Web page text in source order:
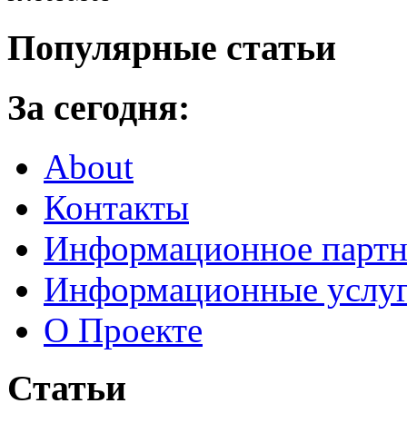
Популярные статьи
За сегодня:
About
Контакты
Информационное
Информационные
О Проекте
Статьи